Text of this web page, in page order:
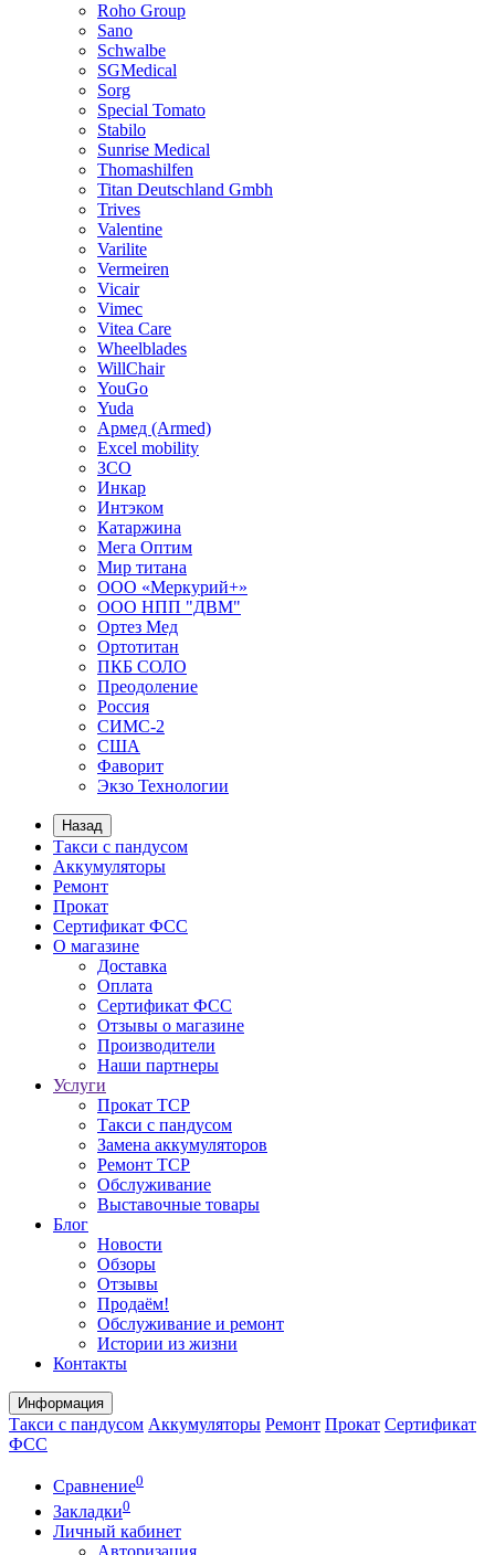
Roho Group
Sano
Schwalbe
SGMedical
Sorg
Special Tomato
Stabilo
Sunrise Medical
Thomashilfen
Titan Deutschland Gmbh
Trives
Valentine
Varilite
Vermeiren
Vicair
Vimec
Vitea Care
Wheelblades
WillChair
YouGo
Yuda
Армед (Armed)
Еxcel mobility
ЗСО
Инкар
Интэком
Катаржина
Мега Оптим
Мир титана
ООО «Меркурий+»
ООО НПП "ДВМ"
Ортез Мед
Ортотитан
ПКБ СОЛО
Преодоление
Россия
СИМС-2
США
Фаворит
Экзо Технологии
Назад
Такси с пандусом
Аккумуляторы
Ремонт
Прокат
Сертификат ФСС
О магазине
Доставка
Оплата
Сертификат ФСС
Отзывы о магазине
Производители
Наши партнеры
Услуги
Прокат ТСР
Такси с пандусом
Замена аккумуляторов
Ремонт ТСР
Обслуживание
Выставочные товары
Блог
Новости
Обзоры
Отзывы
Продаём!
Обслуживание и ремонт
Истории из жизни
Контакты
Информация
Такси с пандусом Аккумуляторы Ремонт Прокат Сертификат
ФСС
Сравнение0
Закладки0
Личный кабинет
Авторизация